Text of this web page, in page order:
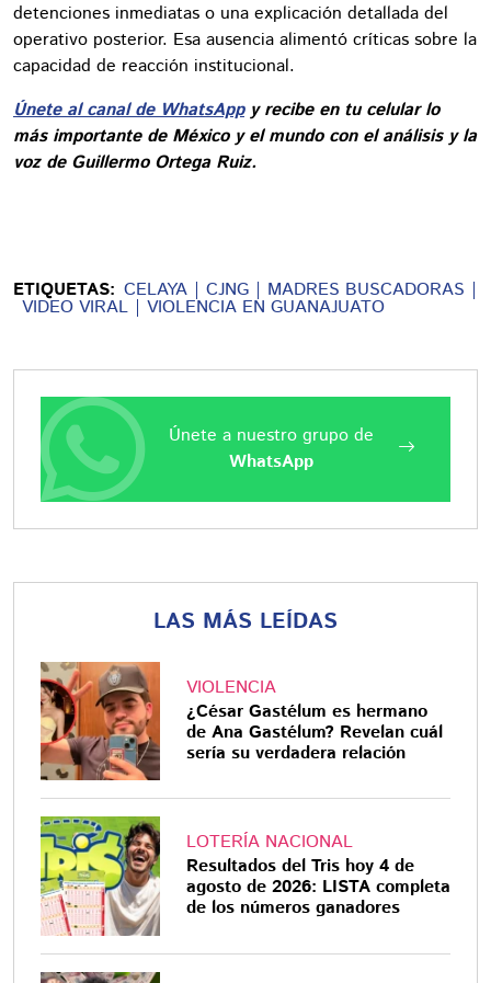
detenciones inmediatas o una explicación detallada del
operativo posterior. Esa ausencia alimentó críticas sobre la
capacidad de reacción institucional.
Únete al canal de WhatsAppy recibe en tu celular lo
más importante de México y el mundo con el análisis y la
voz de Guillermo Ortega Ruiz.
ETIQUETAS: CELAYA CJNG MADRES BUSCADORAS
VIDEO VIRAL VIOLENCIA EN GUANAJUATO
Únete a nuestro grupo de
WhatsApp
LAS MÁS LEÍDAS
VIOLENCIA
¿César Gastélum es hermano
de Ana Gastélum? Revelan cuál
sería su verdadera relación
LOTERÍA NACIONAL
Resultados del Tris hoy 4 de
agosto de 2026: LISTA completa
de los números ganadores